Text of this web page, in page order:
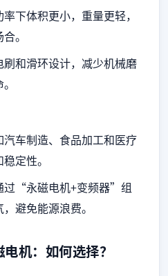
率下体积更小，重量更轻，
。
刷和滑环设计，减少机械磨
汽车制造、食品加工和医疗
定性。
过“永磁电机+变频器”组
避免能源浪费。
机：如何选择？